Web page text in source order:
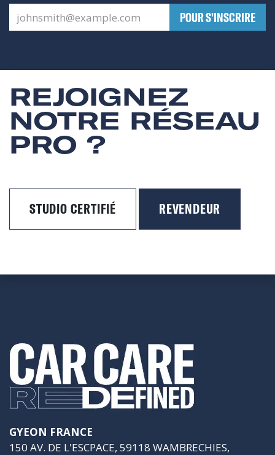
​POUR S'INSCRIRE
REJOIGNEZ
NOTRE RÉSEAU
PRO ?
STUDIO CERTIFIÉ REVENDEUR
GYEON FRANCE
150 AV. DE L'ESCPACE, 59118 WAMBRECHIES,